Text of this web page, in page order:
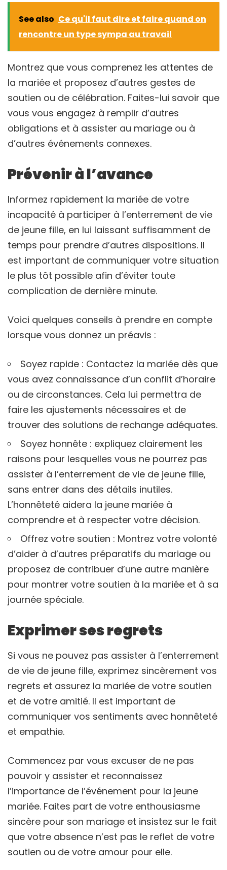
See also Ce qu'il faut dire et faire quand on
rencontre un type sympa au travail
Montrez que vous comprenez les attentes de
la mariée et proposez d’autres gestes de
soutien ou de célébration. Faites-lui savoir que
vous vous engagez à remplir d’autres
obligations et à assister au mariage ou à
d’autres événements connexes.
Prévenir à l’avance
Informez rapidement la mariée de votre
incapacité à participer à l’enterrement de vie
de jeune fille, en lui laissant suffisamment de
temps pour prendre d’autres dispositions. Il
est important de communiquer votre situation
le plus tôt possible afin d’éviter toute
complication de dernière minute.
Voici quelques conseils à prendre en compte
lorsque vous donnez un préavis :
Soyez rapide : Contactez la mariée dès que
vous avez connaissance d’un conflit d’horaire
ou de circonstances. Cela lui permettra de
faire les ajustements nécessaires et de
trouver des solutions de rechange adéquates.
Soyez honnête : expliquez clairement les
raisons pour lesquelles vous ne pourrez pas
assister à l’enterrement de vie de jeune fille,
sans entrer dans des détails inutiles.
L’honnêteté aidera la jeune mariée à
comprendre et à respecter votre décision.
Offrez votre soutien : Montrez votre volonté
d’aider à d’autres préparatifs du mariage ou
proposez de contribuer d’une autre manière
pour montrer votre soutien à la mariée et à sa
journée spéciale.
Exprimer ses regrets
Si vous ne pouvez pas assister à l’enterrement
de vie de jeune fille, exprimez sincèrement vos
regrets et assurez la mariée de votre soutien
et de votre amitié. Il est important de
communiquer vos sentiments avec honnêteté
et empathie.
Commencez par vous excuser de ne pas
pouvoir y assister et reconnaissez
l’importance de l’événement pour la jeune
mariée. Faites part de votre enthousiasme
sincère pour son mariage et insistez sur le fait
que votre absence n’est pas le reflet de votre
soutien ou de votre amour pour elle.